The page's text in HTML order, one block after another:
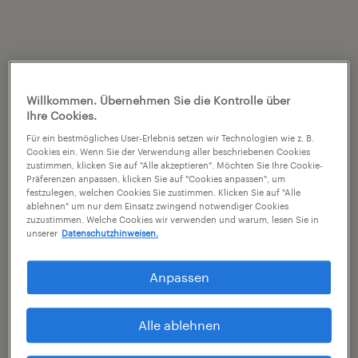
Willkommen. Übernehmen Sie die Kontrolle über
Ihre Cookies.
Für ein bestmögliches User-Erlebnis setzen wir Technologien wie z. B.
Cookies ein. Wenn Sie der Verwendung aller beschriebenen Cookies
zustimmen, klicken Sie auf "Alle akzeptieren". Möchten Sie Ihre Cookie-
Präferenzen anpassen, klicken Sie auf "Cookies anpassen", um
festzulegen, welchen Cookies Sie zustimmen. Klicken Sie auf "Alle
ablehnen" um nur dem Einsatz zwingend notwendiger Cookies
zuzustimmen. Welche Cookies wir verwenden und warum, lesen Sie in
unserer Datenschutzhinweisen.
Anpassen
Alle ablehnen